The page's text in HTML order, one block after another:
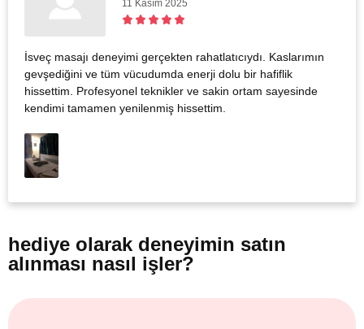
11 Kasım 2025
İsveç masajı deneyimi gerçekten rahatlatıcıydı. Kaslarımın
gevşediğini ve tüm vücudumda enerji dolu bir hafiflik
hissettim. Profesyonel teknikler ve sakin ortam sayesinde
kendimi tamamen yenilenmiş hissettim.
hediye olarak deneyimin satın
alınması nasıl işler?